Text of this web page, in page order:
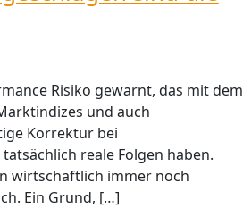
Risiko gewarnt, das mit dem
und auch
Korrektur bei
reale Folgen haben.
wirtschaftlich immer noch
Ein Grund, […]